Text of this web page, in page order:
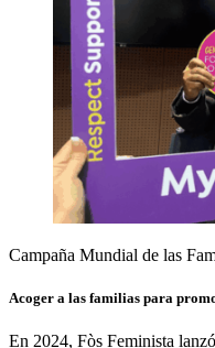
Campaña Mundial de las
Acoger a las familias para
En 2024, Fòs Feminista